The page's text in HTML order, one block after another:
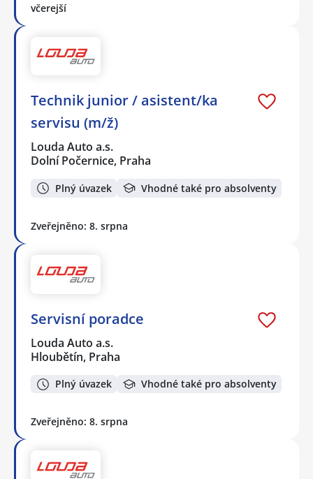
včerejší
Technik junior / asistent/ka
servisu (m/ž)
Louda Auto a.s.
Dolní Počernice, Praha
Plný úvazek Vhodné také pro absolventy
Zveřejněno: 8. srpna
Servisní poradce
Louda Auto a.s.
Hloubětín, Praha
Plný úvazek Vhodné také pro absolventy
Zveřejněno: 8. srpna